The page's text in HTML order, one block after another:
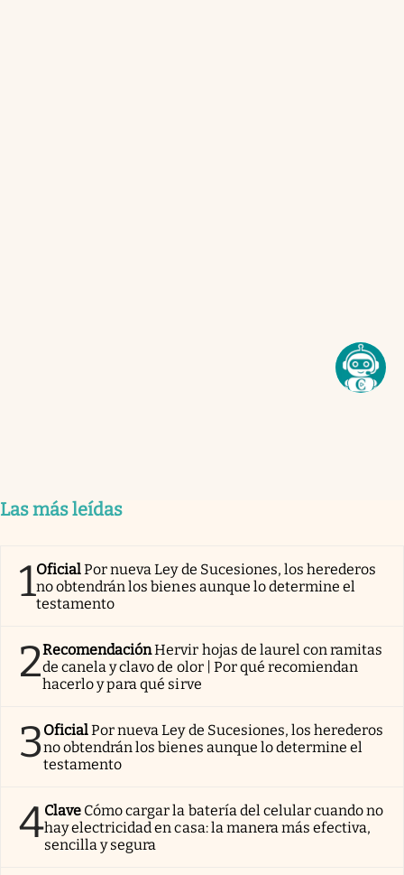
Las más leídas
1OficialPor nueva Ley de Sucesiones, los herederos
no obtendrán los bienes aunque lo determine el
testamento
2RecomendaciónHervir hojas de laurel con ramitas
de canela y clavo de olor | Por qué recomiendan
hacerlo y para qué sirve
3OficialPor nueva Ley de Sucesiones, los herederos
no obtendrán los bienes aunque lo determine el
testamento
4Clave Cómo cargar la batería del celular cuando no
hay electricidad en casa: la manera más efectiva,
sencilla y segura